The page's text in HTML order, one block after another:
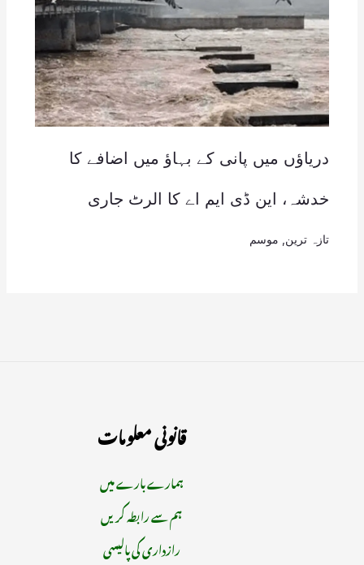
دریاؤں میں پانی کے بہاؤ میں اضافے کا
خدشہ، این ڈی ایم اے کا الرٹ جاری
تازہ ترین موسم
قانونی معلومات
ہمارے بارے میں
ہم سے رابطہ کریں
رازداری کی پالیسی